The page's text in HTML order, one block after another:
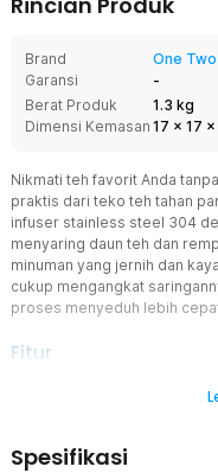
Brand
One
Garansi
-
Berat Produk
1.3 kg
Dimensi Kemasan 17 x 17 x
Nikmati teh favorit Anda
praktis dari teko teh tahan
infuser stainless steel 304
menyaring daun teh dan
minuman yang jernih dan
cukup mengangkat
proses menyeduh lebih
Fitur
Tampak Modern dan
mewah, cocok digunakan
Spesifikasi